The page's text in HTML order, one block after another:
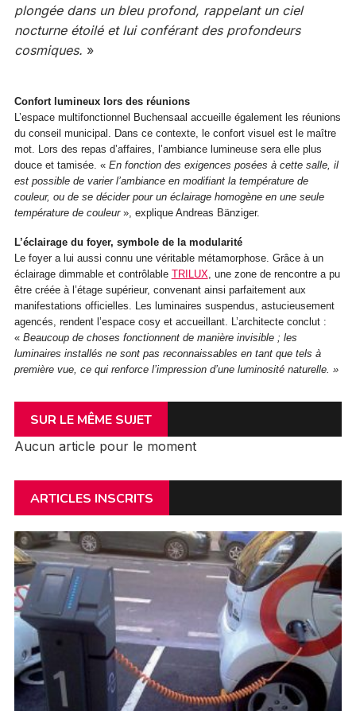
plongée dans un bleu profond, rappelant un ciel
nocturne étoilé et lui conférant des profondeurs
cosmiques. »
Confort lumineux lors des réunions
L’espace multifonctionnel Buchensaal accueille également les réunions
du conseil municipal. Dans ce contexte, le confort visuel est le maître
mot. Lors des repas d’affaires, l’ambiance lumineuse sera elle plus
douce et tamisée. « En fonction des exigences posées à cette salle, il
est possible de varier l’ambiance en modifiant la température de
couleur, ou de se décider pour un éclairage homogène en une seule
température de couleur », explique Andreas Bänziger.
L’éclairage du foyer, symbole de la modularité
Le foyer a lui aussi connu une véritable métamorphose. Grâce à un
éclairage dimmable et contrôlable TRILUX, une zone de rencontre a pu
être créée à l’étage supérieur, convenant ainsi parfaitement aux
manifestations officielles. Les luminaires suspendus, astucieusement
agencés, rendent l’espace cosy et accueillant. L’architecte conclut :
« Beaucoup de choses fonctionnent de manière invisible ; les
luminaires installés ne sont pas reconnaissables en tant que tels à
première vue, ce qui renforce l’impression d’une luminosité naturelle. »
SUR LE MÊME SUJET
Aucun article pour le moment
ARTICLES INSCRITS